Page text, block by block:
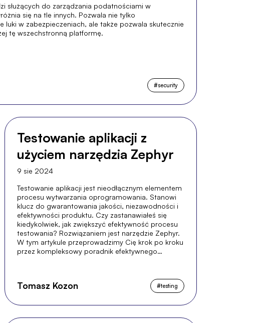
służących do zarządzania podatnościami w
się na tle innych. Pozwala nie tylko
luki w zabezpieczeniach, ale także pozwala skutecznie
tę wszechstronną platformę.
#security
Testowanie aplikacji z
użyciem narzędzia Zephyr
9 sie 2024
Testowanie aplikacji jest nieodłącznym elementem
procesu wytwarzania oprogramowania. Stanowi
klucz do gwarantowania jakości, niezawodności i
efektywności produktu. Czy zastanawiałeś się
kiedykolwiek, jak zwiększyć efektywność procesu
testowania? Rozwiązaniem jest narzędzie Zephyr.
W tym artykule przeprowadzimy Cię krok po kroku
przez kompleksowy poradnik efektywnego
Tomasz Kozon #testing